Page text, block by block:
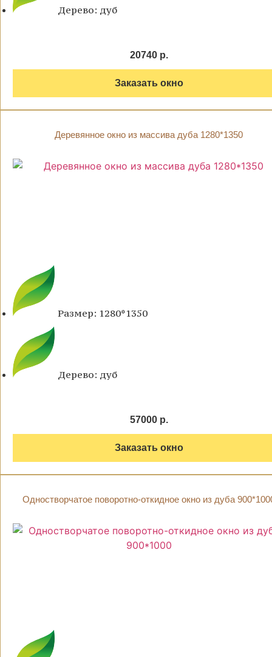
Дерево: дуб
20740 р.
Заказать окно
Деревянное окно из массива дуба 1280*1350
Размер: 1280*1350
Дерево: дуб
57000 р.
Заказать окно
Одностворчатое поворотно-откидное окно из дуба